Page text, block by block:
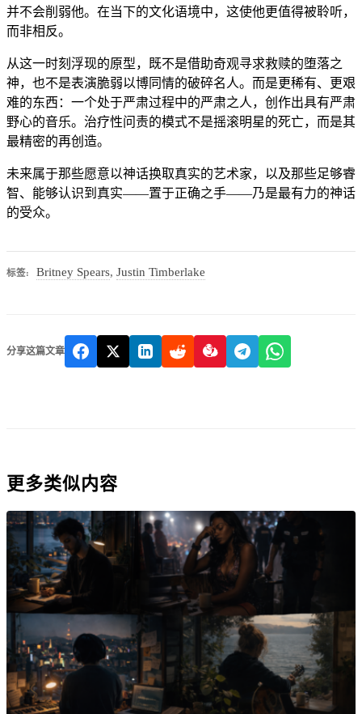
并不会削弱他。在当下的文化语境中，这使他更值得被聆听，
而非相反。
从这一时刻浮现的原型，既不是借助奇观寻求救赎的堕落之
神，也不是表演脆弱以博同情的破碎名人。而是更稀有、更艰
难的东西：一个处于严肃过程中的严肃之人，创作出具有严肃
野心的音乐。治疗性问责的模式不是摇滚明星的死亡，而是其
最精密的再创造。
未来属于那些愿意以神话换取真实的艺术家，以及那些足够睿
智、能够认识到真实——置于正确之手——乃是最有力的神话
的受众。
标签: Britney Spears,Justin Timberlake
分享这篇文章
更多类似内容